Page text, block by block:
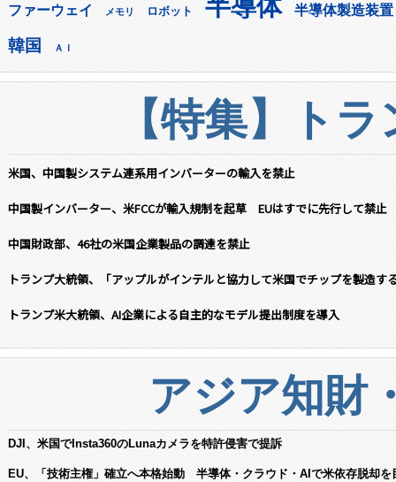
ファーウェイ メモリ ロボット 半導体 半導体製造装置
韓国 ＡＩ
【特集】ト
米国、中国製システム連系用インバーターの輸入を禁止
中国製インバーター、米FCCが輸入規制を起草 EUはすでに先行して禁止
中国財政部、46社の米国企業製品の調達を禁止
トランプ大統領、「アップルがインテルと協力して米国でチップを製造す
トランプ米大統領、AI企業による自主的なモデル提出制度を導入
アジア知財
DJI、米国でInsta360のLunaカメラを特許侵害で提訴
EU、「技術主権」確立へ本格始動 半導体・クラウド・AIで米依存脱却を